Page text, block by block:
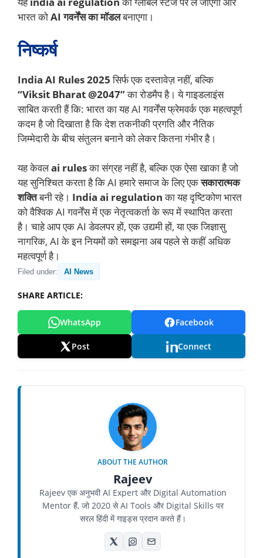
भारत कोAI गवर्नेंस का मॉडलबनाएगा।
निष्कर्ष
India AI Rules 2025सिर्फ एक दस्तावेज़ नहीं, बल्कि
“Viksit Bharat @2047”का रोडमैप है। ये गाइडलाइंस
साबित करती हैं कि: भारत का यह AI गवर्नेंस फ्रेमवर्क एक महत्वपूर्ण
कदम है जो दिखाता है कि देश तकनीकी प्रगति और नैतिक
जिम्मेदारी के बीच संतुलन बनाने को लेकर कितना गंभीर है।
यह केवलai rulesका संग्रह नहीं है, बल्कि एक ऐसा खाका है जो
यह सुनिश्चित करता है कि AI हमारे समाज के लिए एकसकारात्मक
शक्तिबनी रहे। India ai regulationका यह दृष्टिकोण भारत
को वैश्विक AI गवर्नेंस में एक नेतृत्वकर्ता के रूप में स्थापित करता
है। चाहे आप एक AI डेवलपर हों, एक उद्यमी हों, या एक जिज्ञासु
नागरिक, AI के इन नियमों को समझना अब पहले से कहीं अधिक
महत्वपूर्ण है।
Filed under: AI News
SHARE ARTICLE:
WhatsApp Facebook
Post Connect
ABOUT THE AUTHOR
Rajeev
Rajeev एक अनुभवी AI Expert और Digital Automation
Mentor हैं, जो 2020 से AI Tools और Digital Skills पर
सरल हिंदी में गाइड्स प्रदान करते हैं।